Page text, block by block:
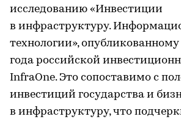
исследованию «Инвестиции
в инфраструктуру.
технологии»,
года российской
InfraOne. Это сопоставимо с
инвестиций государства и
в инфраструктуру, что